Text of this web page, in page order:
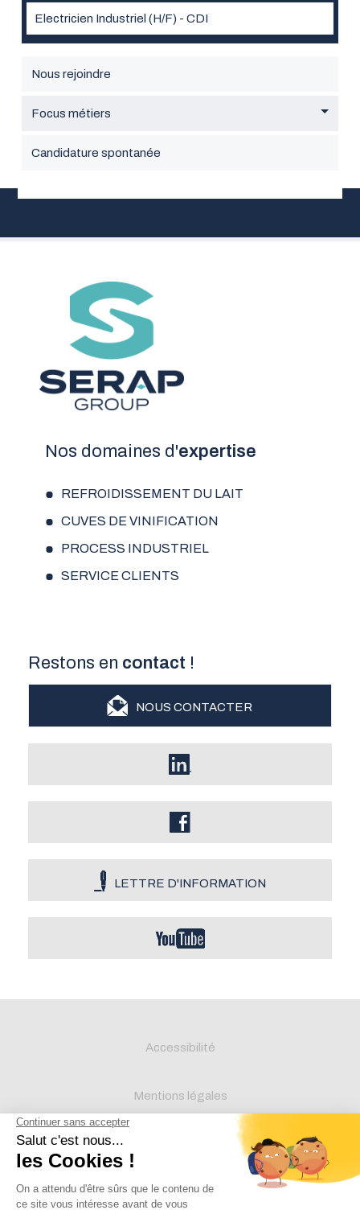
Electricien Industriel (H/F) - CDI
Nous rejoindre
Focus métiers
Candidature spontanée
Nos domaines d'expertise
REFROIDISSEMENT DU LAIT
CUVES DE VINIFICATION
PROCESS INDUSTRIEL
SERVICE CLIENTS
Restons en contact !
NOUS CONTACTER
LETTRE D'INFORMATION
Accessibilité
Mentions légales
Protection des données
Crédits